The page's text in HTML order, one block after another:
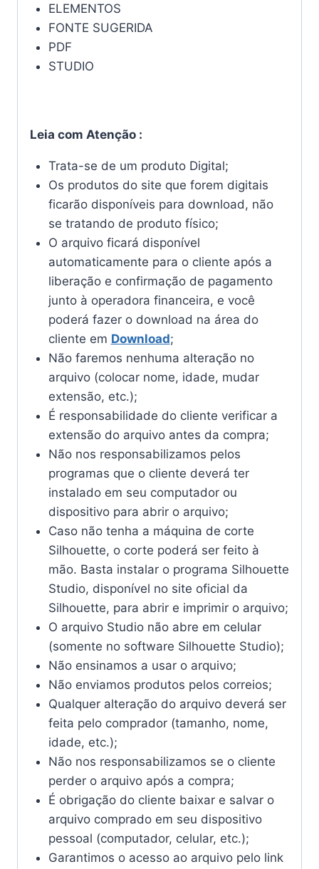
ELEMENTOS
FONTE SUGERIDA
PDF
STUDIO
Leia com Atenção :
Trata-se de um produto Digital;
Os produtos do site que forem digitais
ficarão disponíveis para download, não
se tratando de produto físico;
O arquivo ficará disponível
automaticamente para o cliente após a
liberação e confirmação de pagamento
junto à operadora financeira, e você
poderá fazer o download na área do
cliente em Download;
Não faremos nenhuma alteração no
arquivo (colocar nome, idade, mudar
extensão, etc.);
É responsabilidade do cliente verificar a
extensão do arquivo antes da compra;
Não nos responsabilizamos pelos
programas que o cliente deverá ter
instalado em seu computador ou
dispositivo para abrir o arquivo;
Caso não tenha a máquina de corte
Silhouette, o corte poderá ser feito à
mão. Basta instalar o programa Silhouette
Studio, disponível no site oficial da
Silhouette, para abrir e imprimir o arquivo;
O arquivo Studio não abre em celular
(somente no software Silhouette Studio);
Não ensinamos a usar o arquivo;
Não enviamos produtos pelos correios;
Qualquer alteração do arquivo deverá ser
feita pelo comprador (tamanho, nome,
idade, etc.);
Não nos responsabilizamos se o cliente
perder o arquivo após a compra;
É obrigação do cliente baixar e salvar o
arquivo comprado em seu dispositivo
pessoal (computador, celular, etc.);
Garantimos o acesso ao arquivo pelo link